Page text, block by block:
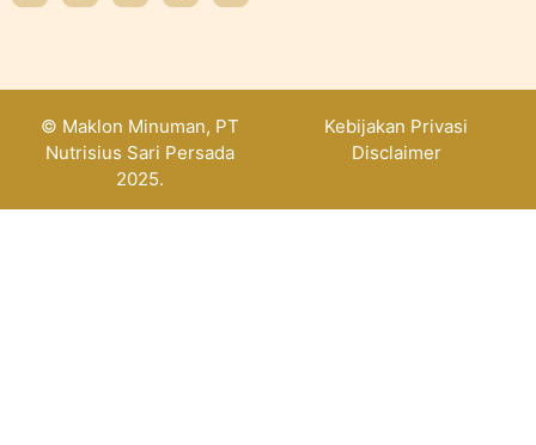
© Maklon Minuman, PT
Nutrisius Sari Persada
2025.
Kebijakan Privasi
Disclaimer